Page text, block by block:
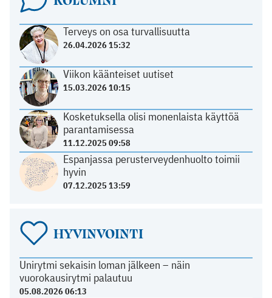
Terveys on osa turvallisuutta
26.04.2026 15:32
Viikon käänteiset uutiset
15.03.2026 10:15
Kosketuksella olisi monenlaista käyttöä
parantamisessa
11.12.2025 09:58
Espanjassa perusterveydenhuolto toimii
hyvin
07.12.2025 13:59
HYVINVOINTI
Unirytmi sekaisin loman jälkeen – näin
vuorokausirytmi palautuu
05.08.2026 06:13